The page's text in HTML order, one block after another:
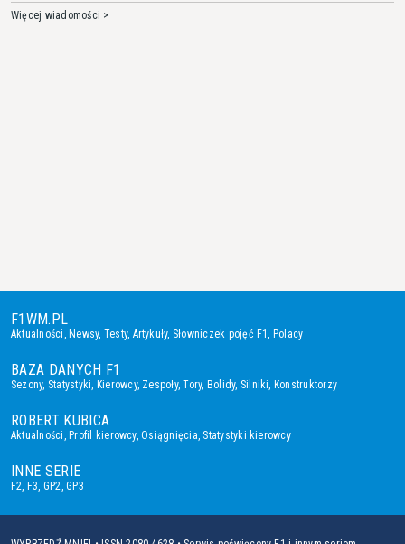
Więcej wiadomości >
F1WM.PL
Aktualności ,Newsy, Testy, Artykuły, Słowniczek pojęć F1 Polacy
BAZA DANYCH F1
Sezony, Statystyki Kierowcy, Zespoły,Tory, Bolidy, Silniki Konstruktorzy
ROBERT KUBICA
Aktualności ,Profil kierowcy,Osiągnięcia Statystyki kierowcy
INNE SERIE
F2 F3 GP2 ,GP3